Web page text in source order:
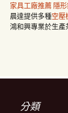
家具工廠推薦 隱
晨達提供多種空壓
鴻和興專業於生產
分類